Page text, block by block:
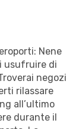
Nene
usufruire di
negozi
rilassare
all’ultimo
durante il